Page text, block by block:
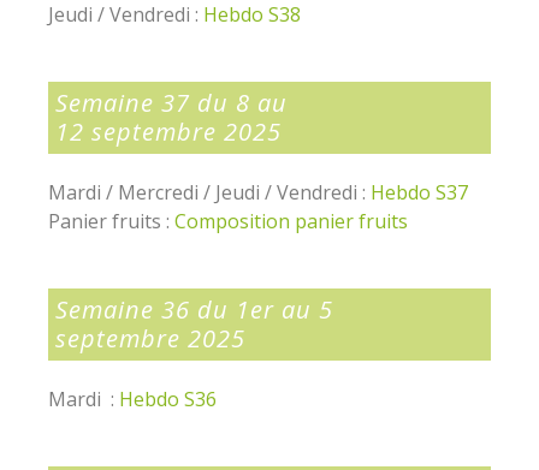
Jeudi / Vendredi : Hebdo S38
Semaine 37 du 8 au
12 septembre 2025
Mardi / Mercredi / Jeudi / Vendredi : Hebdo S37
Panier fruits : Composition panier fruits
Semaine 36 du 1er au 5
septembre 2025
Mardi : Hebdo S36